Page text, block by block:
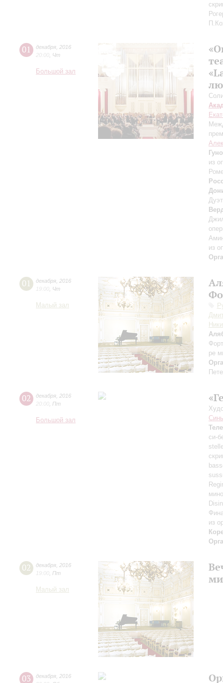
01 декабря 2016
20:00 Чт
Большой зал
Гуно
из
из
01 декабря 2016
19:00 Чт
Малый зал
ре
02 декабря 2016
20:00 Пт
Большой зал
си-
из
02 декабря 2016
19:00 Пт
Малый зал
03 декабря 2016